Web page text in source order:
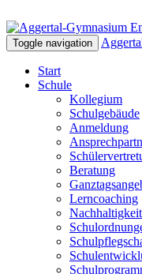
Toggle navigation
Start
Schule
Kollegium
Schulgebäude
Anmeldung
Beratung
Lerncoaching
Nachhaltigkeit